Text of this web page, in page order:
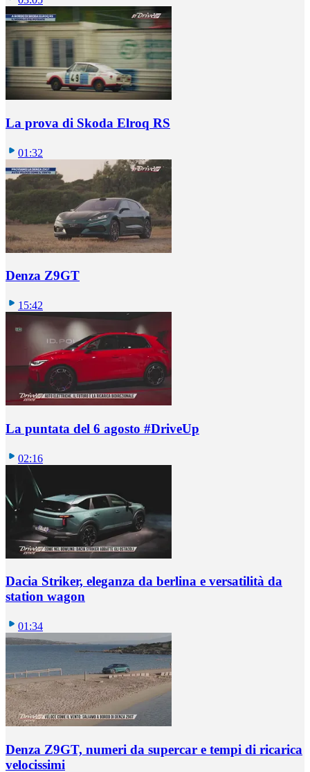
La prova di Skoda Elroq RS
01:32
Denza Z9GT
15:42
La puntata del 6 agosto #DriveUp
02:16
Dacia Striker, eleganza da berlina e versatilità da
station wagon
01:34
Denza Z9GT, numeri da supercar e tempi di ricarica
velocissimi